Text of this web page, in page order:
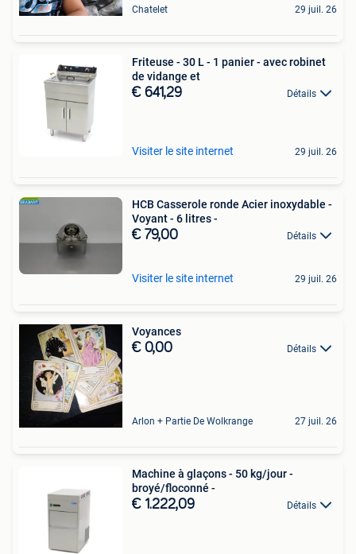
Chatelet 29 juil. 26
Friteuse - 30 L - 1 panier - avec robinet
de vidange et
€ 641,29 Détails
Visiter le site internet 29 juil. 26
HCB Casserole ronde Acier inoxydable -
Voyant - 6 litres -
€ 79,00 Détails
Visiter le site internet 29 juil. 26
Voyances
€ 0,00 Détails
Arlon + Partie De Wolkrange 27 juil. 26
Machine à glaçons - 50 kg/jour -
broyé/floconné -
€ 1.222,09 Détails